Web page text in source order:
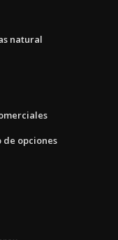
natural
opciones